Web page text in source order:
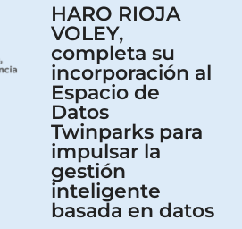
HARO RIOJA
VOLEY,
completa su
incorporación al
Espacio de
Datos
Twinparks para
impulsar la
gestión
inteligente
basada en datos